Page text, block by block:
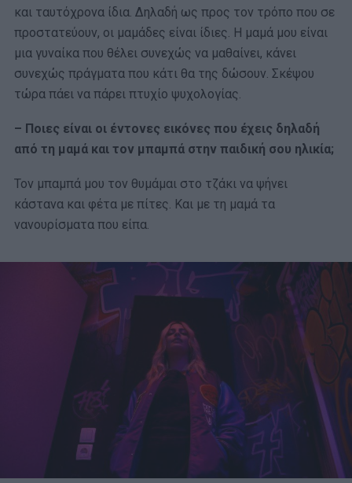
και ταυτόχρονα ίδια. Δηλαδή ως προς τον τρόπο που σε
προστατεύουν, οι μαμάδες είναι ίδιες. Η μαμά μου είναι
μια γυναίκα που θέλει συνεχώς να μαθαίνει, κάνει
συνεχώς πράγματα που κάτι θα της δώσουν. Σκέψου
τώρα πάει να πάρει πτυχίο ψυχολογίας.
– Ποιες είναι οι έντονες εικόνες που έχεις δηλαδή
από τη μαμά και τον μπαμπά στην παιδική σου ηλικία;
Τον μπαμπά μου τον θυμάμαι στο τζάκι να ψήνει
κάστανα και φέτα με πίτες. Και με τη μαμά τα
νανουρίσματα που είπα.